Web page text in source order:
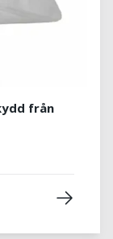
från